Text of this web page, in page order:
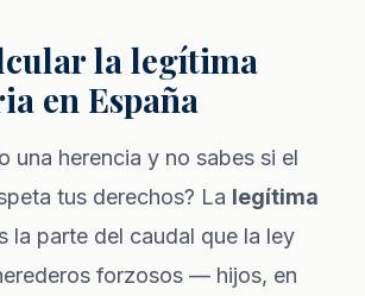
la legítima
en España
una herencia y no sabes si el
tus derechos? La legítima
la parte del caudal que la ley
forzosos — hijos, en